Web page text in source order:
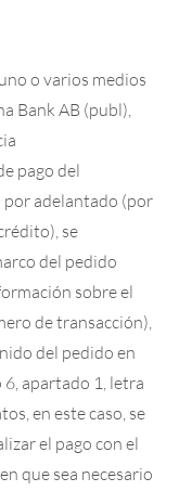
o varios medios
Bank AB (publ),
pago del
por adelantado (por
se
del pedido
sobre el
de transacción),
del pedido en
apartado 1, letra
en este caso, se
el pago con el
que sea necesario